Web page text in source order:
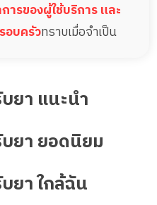
ารของผู้ใช้บริการ และ
อบครัวทราบเมื่อจำเป็น
ยา แนะนำ
ยา ยอดนิยม
ยา ใกล้ฉัน